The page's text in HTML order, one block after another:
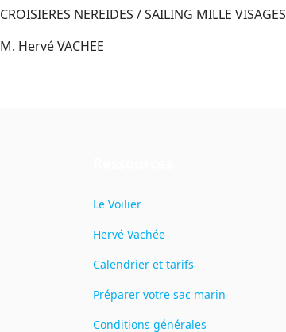
CROISIERES NEREIDES / SAILING MILLE VISAGES
M. Hervé VACHEE
Le Voilier
Hervé Vachée
Calendrier et tarifs
Préparer votre sac marin
Conditions générales